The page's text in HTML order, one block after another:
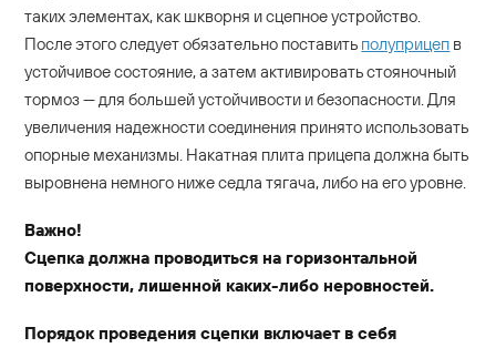
таких элементах, как шкворня и сцепное устройство.
После этого следует обязательно поставить полуприцеп в
устойчивое состояние, а затем активировать стояночный
тормоз — для большей устойчивости и безопасности. Для
увеличения надежности соединения принято использовать
опорные механизмы. Накатная плита прицепа должна быть
выровнена немного ниже седла тягача, либо на его уровне.
Важно!
Сцепка должна проводиться на горизонтальной
поверхности, лишенной каких-либо неровностей.
Порядок проведения сцепки включает в себя